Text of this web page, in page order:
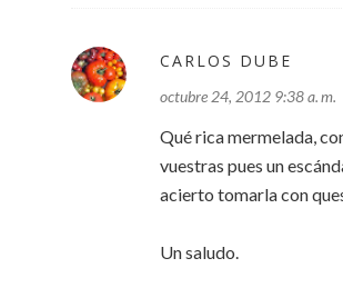
CARLOS DUBE
octubre 24, 2012 9:38 a. m.
Qué rica mermelada,
vuestras pues un
acierto tomarla con
Un saludo.